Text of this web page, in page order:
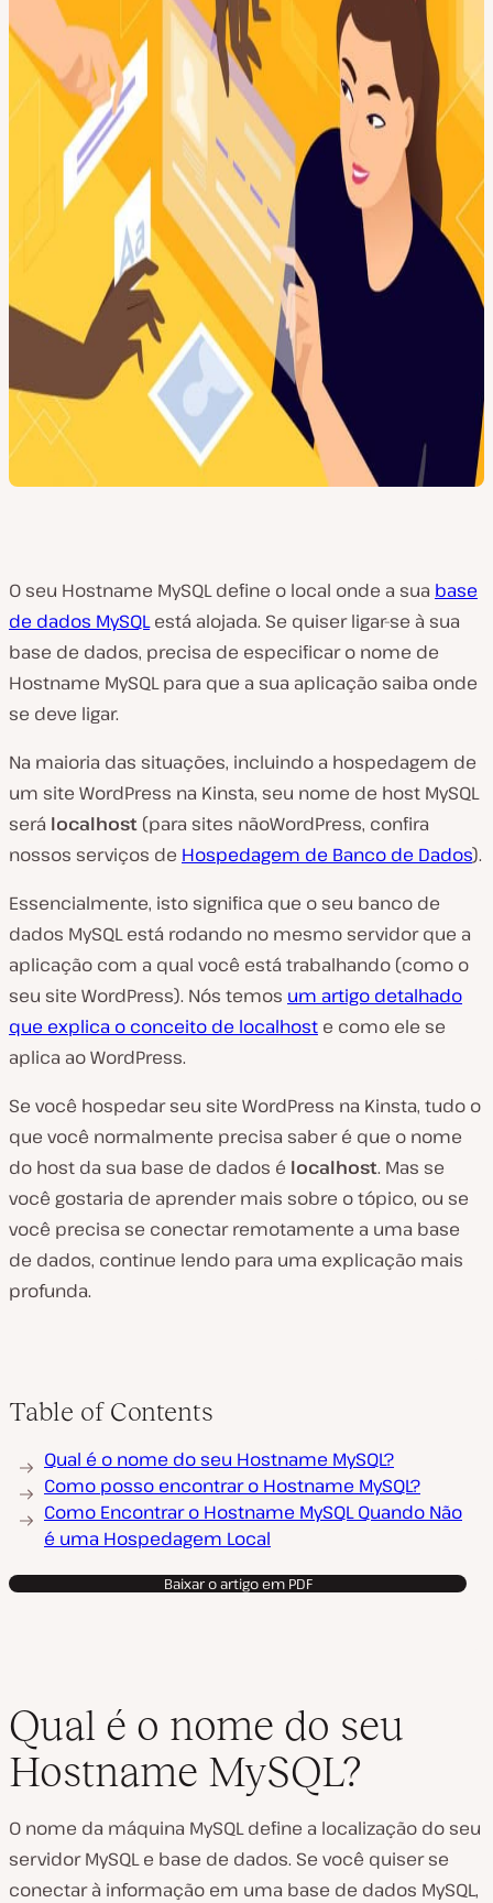
O seu Hostname MySQL define o local onde a sua base
de dados MySQLestá alojada. Se quiser ligar-se à sua
base de dados, precisa de especificar o nome de
Hostname MySQL para que a sua aplicação saiba onde
se deve ligar.
Na maioria das situações, incluindo a hospedagem de
um site WordPress na Kinsta, seu nome de host MySQL
será localhost (para sites nãoWordPress, confira
nossos serviços de Hospedagem de Banco de Dados).
Essencialmente, isto significa que o seu banco de
dados MySQL está rodando no mesmo servidor que a
aplicação com a qual você está trabalhando (como o
seu site WordPress). Nós temos um artigo detalhado
que explica o conceito de localhost e como ele se
aplica ao WordPress.
Se você hospedar seu site WordPress na Kinsta, tudo o
que você normalmente precisa saber é que o nome
do host da sua base de dados é localhost. Mas se
você gostaria de aprender mais sobre o tópico, ou se
você precisa se conectar remotamente a uma base
de dados, continue lendo para uma explicação mais
profunda.
Table of Contents
Qual é o nome do seu Hostname MySQL?
Como posso encontrar o Hostname MySQL?
Como Encontrar o Hostname MySQL Quando Não
é uma Hospedagem Local
Baixar o artigo em PDF
Qual é o nome do seu
Hostname MySQL?
O nome da máquina MySQL define a localização do seu
servidor MySQL e base de dados. Se você quiser se
conectar à informação em uma base de dados MySQL,